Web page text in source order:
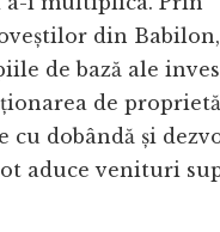
din
de bază ale
de
dobândă și
aduce venituri